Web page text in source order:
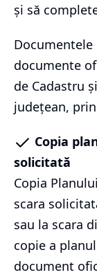
și să
documente
de Cadastru
județean,
Copia
solicitată
Copia
scara
sau la scara
copie a
document